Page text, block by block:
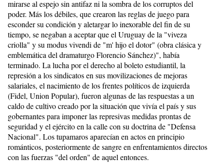
mirarse al espejo sin antifaz ni la sombra de los corruptos del
poder. Más los débiles, que crearon las reglas de juego para
esconder su condición y aletargar lo inexorable del fin de su
tiempo, se negaban a aceptar que el Uruguay de la "viveza
criolla" y su modus vivendi de "m' hijo el dotor" (obra clásica y
emblemática del dramaturgo Florencio Sánchez)", había
terminado. La lucha por el derecho al boleto estudiantil, la
represión a los sindicatos en sus movilizaciones de mejoras
salariales, el nacimiento de los frentes políticos de izquierda
(Fidel, Union Popular), fueron algunas de las respuestas a un
caldo de cultivo creado por la situación que vivía el país y sus
gobernantes para imponer las represivas medidas prontas de
seguridad y el ejército en la calle con su doctrina de "Defensa
Nacional". Los tupamaros aparecían en actos en principio
románticos, posteriormente de sangre en enfrentamientos directos
con las fuerzas "del orden" de aquel entonces.